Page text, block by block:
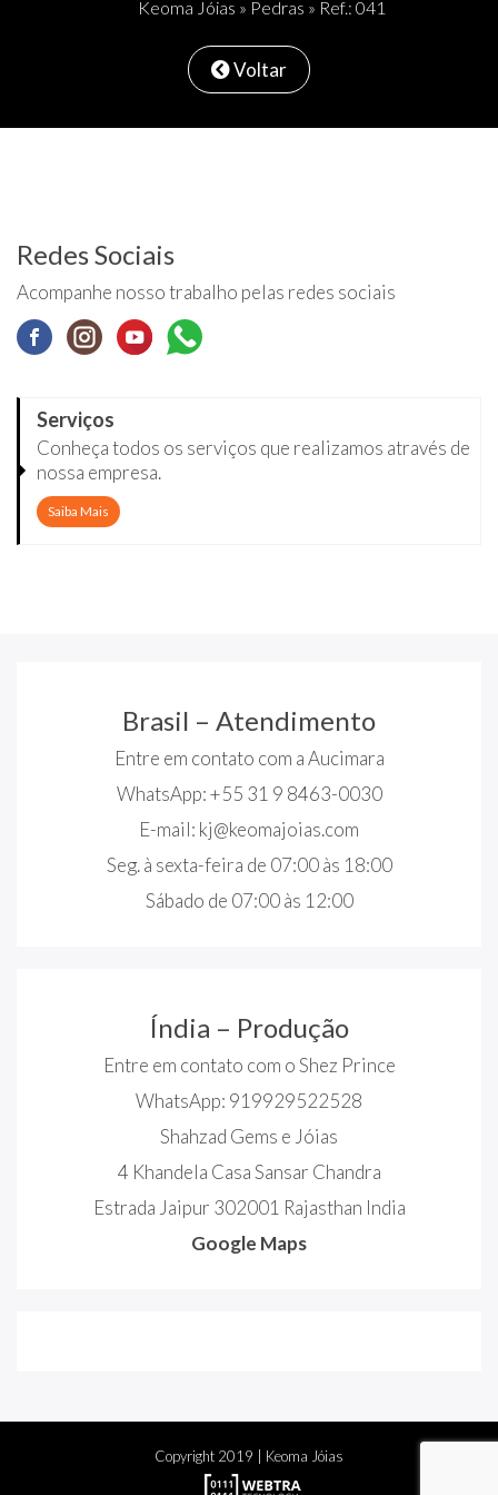
Keoma Jóias » Pedras » Ref.: 041
Voltar
Redes Sociais
Acompanhe nosso trabalho pelas redes sociais
Serviços
Conheça todos os serviços que realizamos através de
nossa empresa.
Saiba Mais
Brasil – Atendimento
Entre em contato com a Aucimara
WhatsApp: +55 31 9 8463-0030
E-mail: kj@keomajoias.com
Seg. à sexta-feira de 07:00 às 18:00
Sábado de 07:00 às 12:00
Índia – Produção
Entre em contato com o Shez Prince
WhatsApp: 919929522528
Shahzad Gems e Jóias
4 Khandela Casa Sansar Chandra
Estrada Jaipur 302001 Rajasthan India
Google Maps
Copyright 2019 | Keoma Jóias